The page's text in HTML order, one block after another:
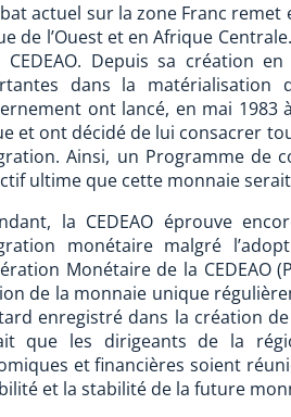
actuel sur la zone Franc
de l’Ouest et en Afrique
CEDEAO. Depuis sa création
dans la matérialisation
ont lancé, en mai 1983
et ont décidé de lui consacrer
Ainsi, un Programme de
ultime que cette monnaie
la CEDEAO éprouve
monétaire malgré
Monétaire de la CEDEAO
de la monnaie unique
enregistré dans la création
que les dirigeants de la
et financières soient
et la stabilité de la future